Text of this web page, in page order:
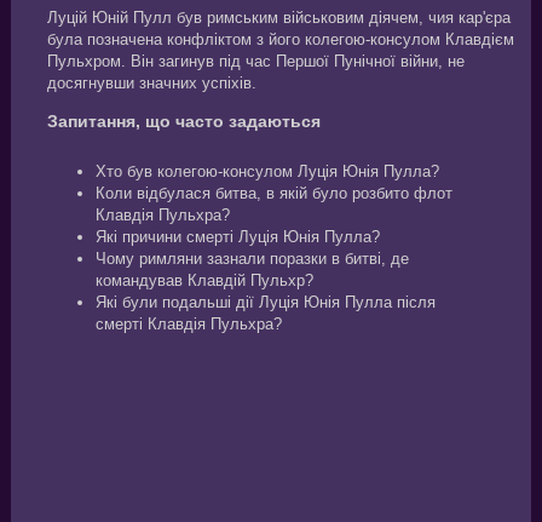
Луцій Юній Пулл був римським військовим діячем, чия кар'єра
була позначена конфліктом з його колегою-консулом Клавдієм
Пульхром. Він загинув під час Першої Пунічної війни, не
досягнувши значних успіхів.
Запитання, що часто задаються
Хто був колегою-консулом Луція Юнія Пулла?
Коли відбулася битва, в якій було розбито флот
Клавдія Пульхра?
Які причини смерті Луція Юнія Пулла?
Чому римляни зазнали поразки в битві, де
командував Клавдій Пульхр?
Які були подальші дії Луція Юнія Пулла після
смерті Клавдія Пульхра?